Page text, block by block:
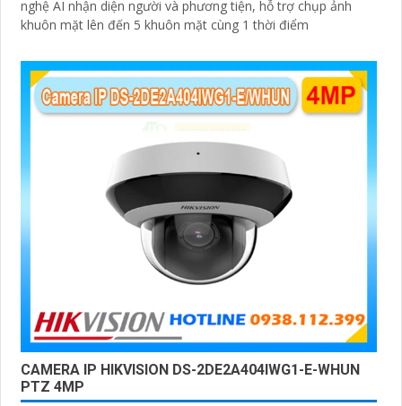
nghệ AI nhận diện người và phương tiện, hỗ trợ chụp ảnh
khuôn mặt lên đến 5 khuôn mặt cùng 1 thời điểm
CAMERA IP HIKVISION DS-2DE2A404IWG1-E-WHUN
PTZ 4MP